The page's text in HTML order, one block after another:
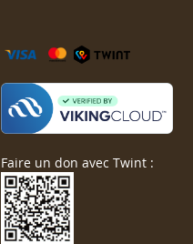
Faire un don avec Twint :